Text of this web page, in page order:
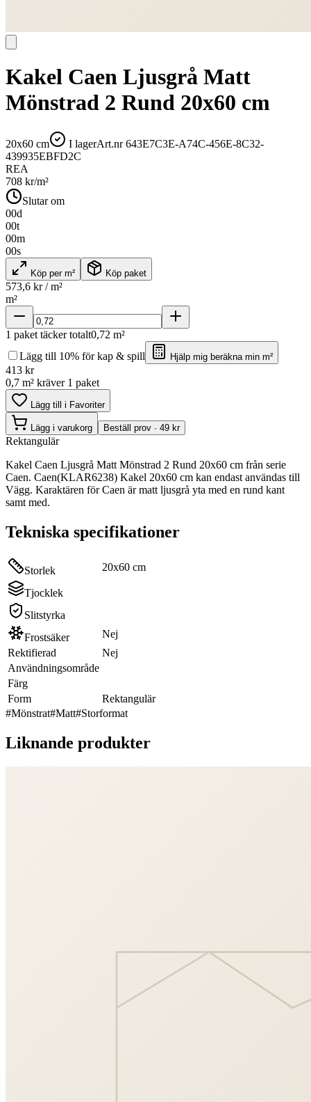
Kakel Caen Ljusgrå Matt
Mönstrad 2 Rund 20x60 cm
20x60 cm I lagerArt.nr643E7C3E-A74C-456E-8C32-
439935EBFD2C
REA
708 kr/m²
Slutar om
00d
00t
00m
00s
Köp per m² Köp paket
573,6 kr / m²
m²
1 paket täcker totalt0,72 m²
Lägg till 10% för kap & spill
Hjälp mig beräkna min m²
413 kr
0,7 m² kräver 1 paket
Lägg till i Favoriter
Lägg i varukorg Beställ prov · 49 kr
Rektangulär
Kakel Caen Ljusgrå Matt Mönstrad 2 Rund 20x60 cm från serie
Caen. Caen(KLAR6238) Kakel 20x60 cm kan endast användas till
Vägg. Karaktären för Caen är matt ljusgrå yta med en rund kant
samt med.
Tekniska specifikationer
Storlek 20x60 cm
Tjocklek
Slitstyrka
Frostsäker
Nej
Rektifierad
Nej
Användningsområde
Färg
Form
Rektangulär
#Mönstrat#Matt#Storformat
Liknande produkter